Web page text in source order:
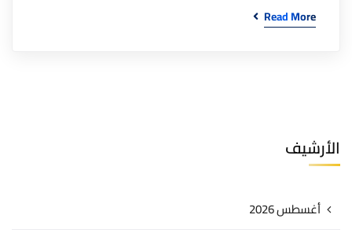
Read More
الأرشيف
أغسطس 2026